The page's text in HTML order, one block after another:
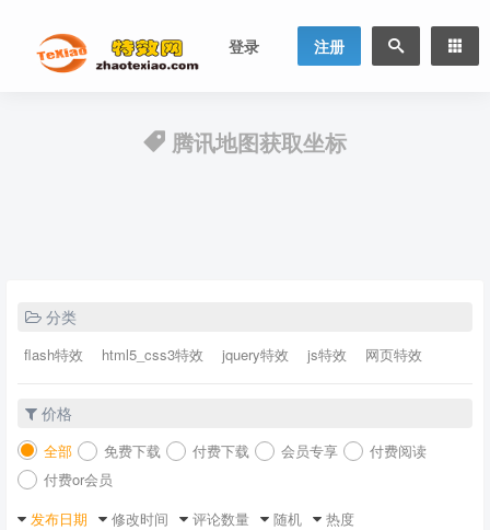
登录 注册
腾讯地图获取坐标
分类
flash特效 html5_css3特效 jquery特效 js特效 网页特效
价格
全部 免费下载 付费下载 会员专享
付费阅读
付费or会员
发布日期
修改时间 评论数量 随机 热度